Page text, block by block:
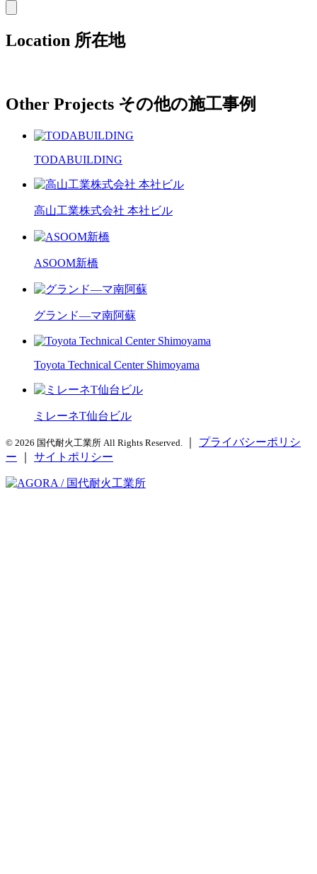
Location 所在地
Other Projects その他の施工事例
TODABUILDING
高山工業株式会社 本社ビル
ASOOM新橋
グランド―マ南阿蘇
Toyota Technical Center Shimoyama
ミレーネT仙台ビル
© 2026 国代耐火工業所 All Rights Reserved.
プライバシーポリシ
ー
サイトポリシー